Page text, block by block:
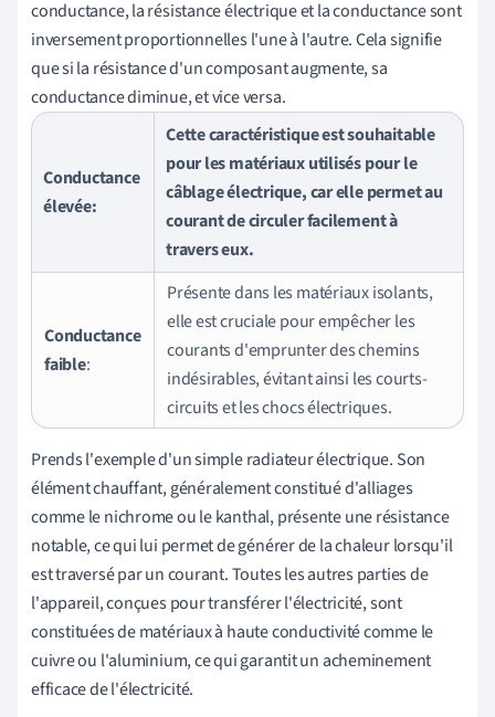
conductance, la résistance électrique et la conductance sont
inversement proportionnelles l'une à l'autre. Cela signifie
que si la résistance d'un composant augmente, sa
conductance diminue, et vice versa.
Conductance
élevée:
Cette caractéristique est souhaitable
pour les matériaux utilisés pour le
câblage électrique, car elle permet au
courant de circuler facilement à
travers eux.
Conductance
faible:
Présente dans les matériaux isolants,
elle est cruciale pour empêcher les
courants d'emprunter des chemins
indésirables, évitant ainsi les courts-
circuits et les chocs électriques.
Prends l'exemple d'un simple radiateur électrique. Son
élément chauffant, généralement constitué d'alliages
comme le nichrome ou le kanthal, présente une résistance
notable, ce qui lui permet de générer de la chaleur lorsqu'il
est traversé par un courant. Toutes les autres parties de
l'appareil, conçues pour transférer l'électricité, sont
constituées de matériaux à haute conductivité comme le
cuivre ou l'aluminium, ce qui garantit un acheminement
efficace de l'électricité.